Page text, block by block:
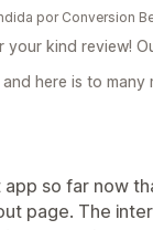
por Conversion
your kind review!
here is to many
app so far now
page. The